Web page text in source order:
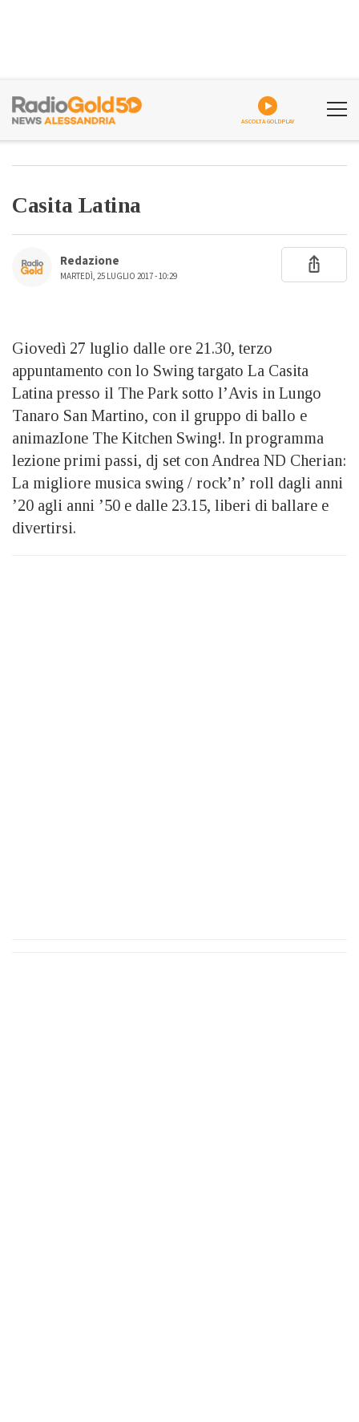
ASCOLTA GOLDPLAY
Casita Latina
Redazione
MARTEDÌ, 25 LUGLIO 2017 - 10:29
Giovedì 27 luglio dalle ore 21.30, terzo
appuntamento con lo Swing targato La Casita
Latina presso il The Park sotto l’Avis in Lungo
Tanaro San Martino, con il gruppo di ballo e
animazIone The Kitchen Swing!. In programma
lezione primi passi, dj set con Andrea ND Cherian:
La migliore musica swing / rock’n’ roll dagli anni
’20 agli anni ’50 e dalle 23.15, liberi di ballare e
divertirsi.